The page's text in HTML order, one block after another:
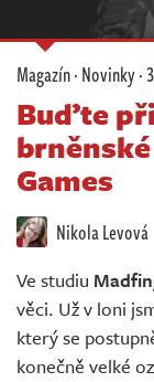
Soutěže
Databáze
Komunita
Živě
Magazín·Novinky·
Buďte
Games
Nikola Levová
Ve studiu
věci. Už v loni
který se
konečně velké